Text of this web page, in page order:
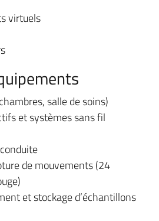
virtuels
salle de soins)
et systèmes sans fil
de mouvements (24
et stockage d’échantillons